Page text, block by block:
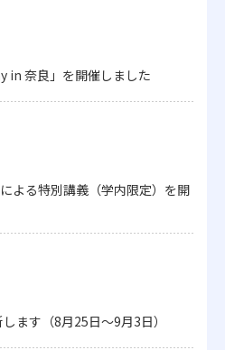
in 奈良」を開催しました
よる特別講義（学内限定）を開
ます（8月25日～9月3日）